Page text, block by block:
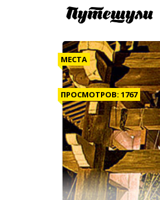
МЕСТА
ПРОСМОТРОВ: 1767